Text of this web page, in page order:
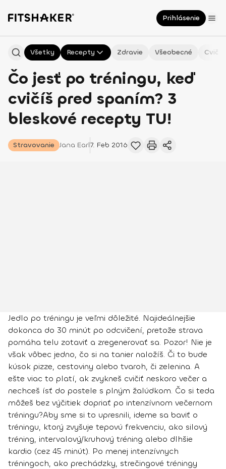
Prihlásenie
Všetky Recepty Zdravie Všeobecné
Čo jesť po tréningu, keď
cvičíš pred spaním? 3
bleskové recepty TU!
Stravovanie Jana Earl7. Feb 2016
Jedlo po tréningu je veľmi dôležité. Najideálnejšie
dokonca do 30 minút po odcvičení, pretože strava
pomáha telu zotaviť a zregenerovať sa. Pozor! Nie je
však vôbec jedno, čo si na tanier naložíš. Či to bude
kúsok pizze, cestoviny alebo tvaroh, či zelenina. A
ešte viac to platí, ak zvykneš cvičiť neskoro večer a
nechceš ísť do postele s plným žalúdkom. Čo si teda
môžeš bez výčitiek dopriať po intenzívnom večernom
tréningu?Aby sme si to upresnili, ideme sa baviť o
tréningu, ktorý zvyšuje tepovú frekvenciu, ako silový
tréning, intervalový/kruhový tréning alebo dlhšie
kardio (cez 45 minút). Po menej intenzívnych
tréningoch, ako prechádzky, strečingové tréningy